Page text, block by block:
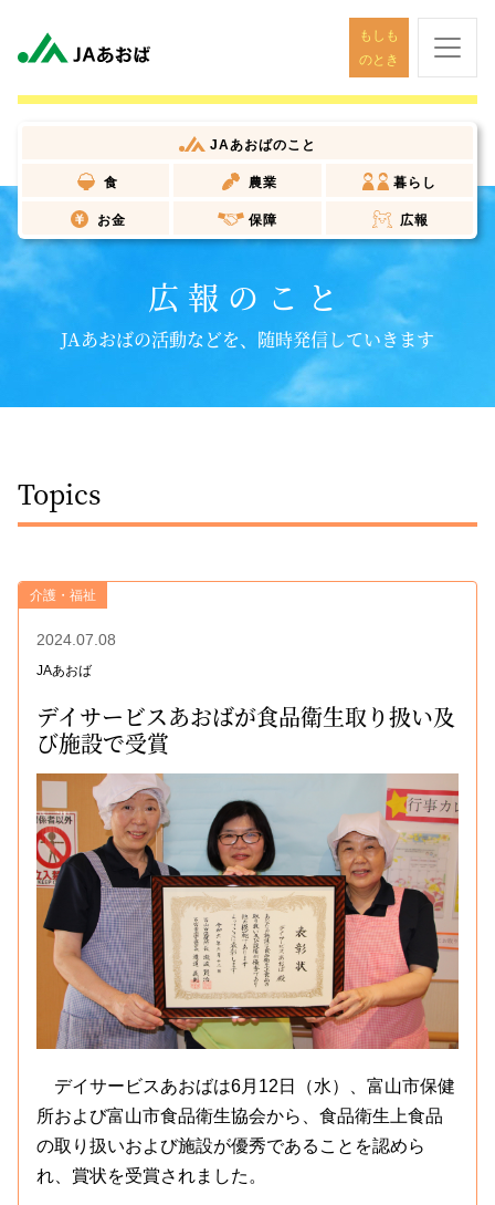
もしも
のとき
JAあおばのこと
食 農業 暮らし
お金 保障 広報
広報のこと
JAあおばの活動などを、随時発信していきます
Topics
介護・福祉
2024.07.08
JAあおば
デイサービスあおばが食品衛生取り扱い及
び施設で受賞
デイサービスあおばは6月12日（水）、富山市保健
所および富山市食品衛生協会から、食品衛生上食品
の取り扱いおよび施設が優秀であることを認めら
れ、賞状を受賞されました。